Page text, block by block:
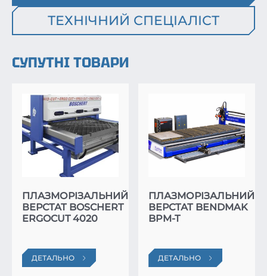
ТЕХНІЧНИЙ СПЕЦІАЛІСТ
СУПУТНІ ТОВАРИ
ПЛАЗМОРІЗАЛЬНИЙ
ВЕРСТАТ BOSCHERT
ERGOCUT 4020
ДЕТАЛЬНО
ПЛАЗМОРІЗАЛЬНИЙ
ВЕРСТАТ BENDMAK
BPM-T
ДЕТАЛЬНО